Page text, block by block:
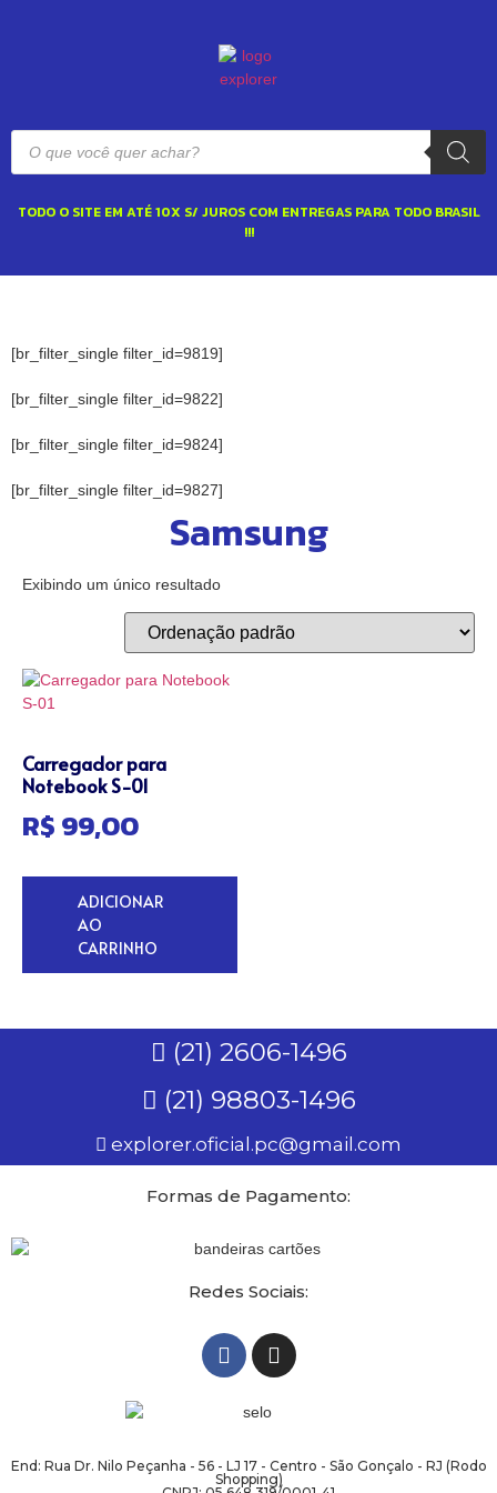
TODO O SITE EM ATÉ 10X S/ JUROS COM ENTREGAS PARA TODO BRASIL
!!!
[br_filter_single filter_id=9819]
[br_filter_single filter_id=9822]
[br_filter_single filter_id=9824]
[br_filter_single filter_id=9827]
Samsung
Exibindo um único resultado
Carregador para
Notebook S-01
R$99,00
ADICIONAR
AO
CARRINHO
(21) 2606-1496
(21) 98803-1496
explorer.oficial.pc@gmail.com
Formas de Pagamento:
Redes Sociais:
End: Rua Dr. Nilo Peçanha - 56 - LJ 17 - Centro - São Gonçalo - RJ (Rodo
Shopping)